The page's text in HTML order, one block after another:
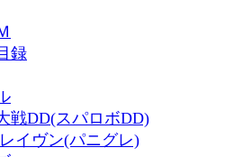
録
戦DD(スパロボDD)
イヴン(パニグレ)